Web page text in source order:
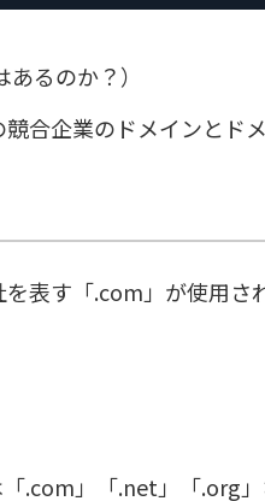
るのか？）
合企業のドメインとド
表す「.com」が使用さ
.com」「.net」「.org